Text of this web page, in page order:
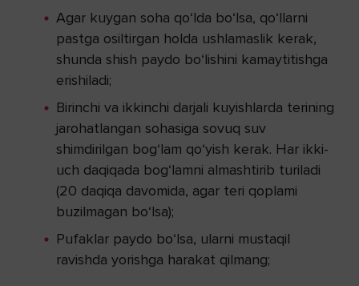
Agar kuygan soha qo‘lda bo‘lsa, qo‘llarni
pastga osiltirgan holda ushlamaslik kerak,
shunda shish paydo bo‘lishini kamaytitishga
erishiladi;
Birinchi va ikkinchi darjali kuyishlarda terining
jarohatlangan sohasiga sovuq suv
shimdirilgan bog‘lam qo‘yish kerak. Har ikki-
uch daqiqada bog‘lamni almashtirib turiladi
(20 daqiqa davomida, agar teri qoplami
buzilmagan bo‘lsa);
Pufaklar paydo bo‘lsa, ularni mustaqil
ravishda yorishga harakat qilmang;